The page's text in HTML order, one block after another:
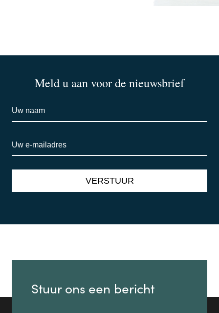
Meld u aan voor de nieuwsbrief
Stuur ons een bericht